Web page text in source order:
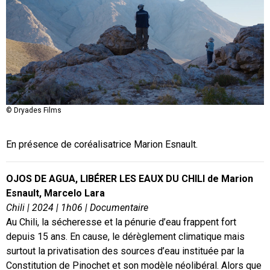
© Dryades Films
En présence de coréalisatrice Marion Esnault.
OJOS DE AGUA, LIBÉRER LES EAUX DU CHILI de Marion
Esnault, Marcelo Lara
Chili | 2024 | 1h06 | Documentaire
Au Chili, la sécheresse et la pénurie d’eau frappent fort
depuis 15 ans. En cause, le dérèglement climatique mais
surtout la privatisation des sources d’eau instituée par la
Constitution de Pinochet et son modèle néolibéral. Alors que